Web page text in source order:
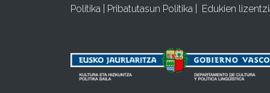
Politika
Pribatutasun Politika Edukien